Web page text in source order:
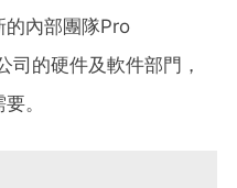
的內部團隊Pro
的硬件及軟件部門，
。